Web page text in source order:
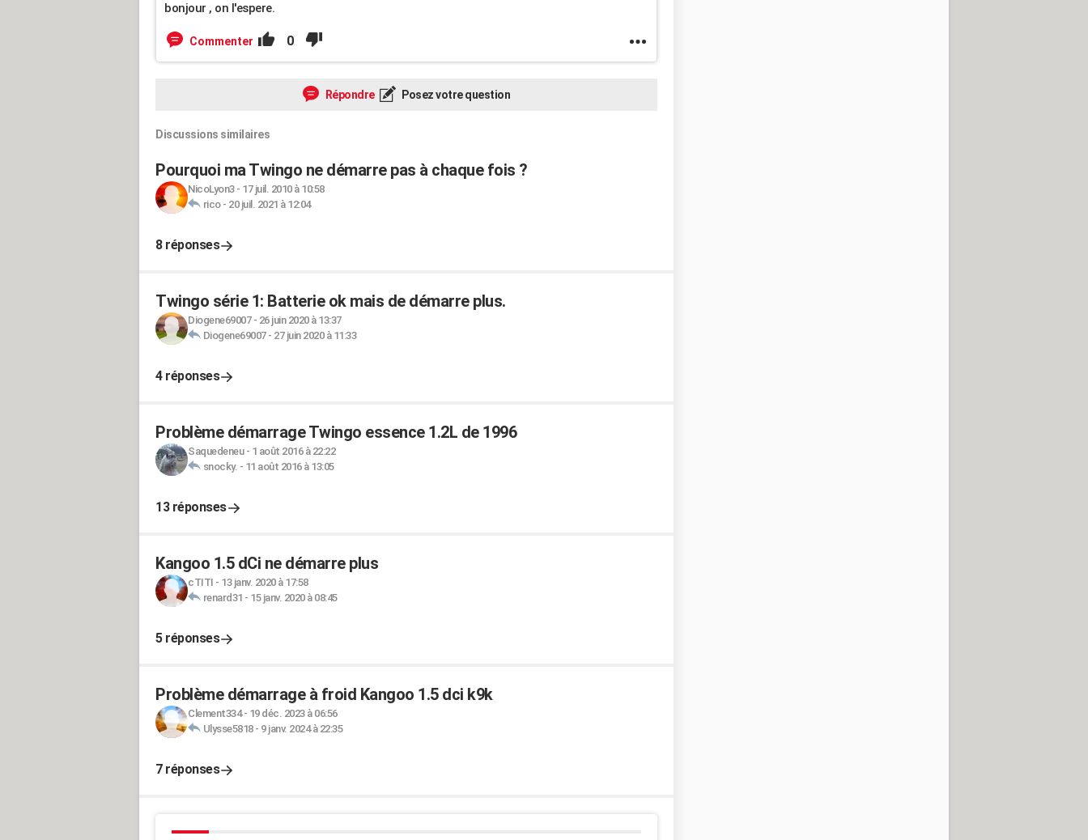
bonjour , on l'espere.
Commenter 0
Répondre Posez votre question
Discussions similaires
Pourquoi ma Twingo ne démarre pas à chaque fois ?
NicoLyon3- 17 juil. 2010 à 10:58
rico- 20 juil. 2021 à 12:04
8 réponses
Twingo série 1: Batterie ok mais de démarre plus.
Diogene69007- 26 juin 2020 à 13:37
Diogene69007- 27 juin 2020 à 11:33
4 réponses
Problème démarrage Twingo essence 1.2L de 1996
Saquedeneu- 1 août 2016 à 22:22
snocky. - 11 août 2016 à 13:05
13 réponses
Kangoo 1.5 dCi ne démarre plus
cTITI - 13 janv. 2020 à 17:58
renard31 - 15 janv. 2020 à 08:45
5 réponses
Problème démarrage à froid Kangoo 1.5 dci k9k
Clement334- 19 déc. 2023 à 06:56
Ulysse5818- 9 janv. 2024 à 22:35
7 réponses